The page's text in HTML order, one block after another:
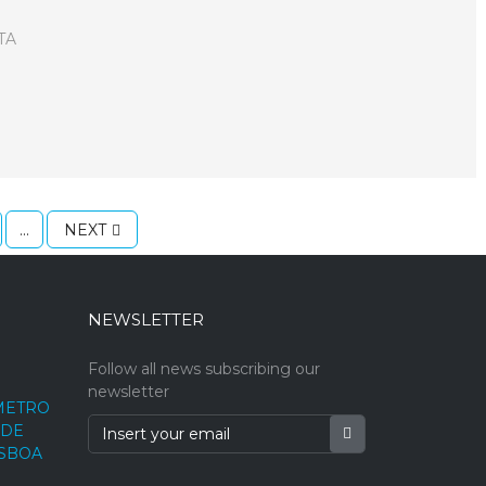
... NEXT
NEWSLETTER
Follow all news subscribing our
newsletter